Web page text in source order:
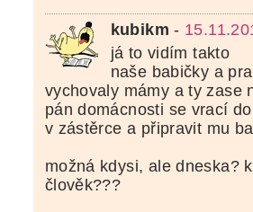
kubikm -
já to vidím takto
naše babičky a
vychovaly mámy a ty zase
pán domácnosti se vrací
v zástěrce a připravit mu
možná kdysi, ale dneska?
člověk???